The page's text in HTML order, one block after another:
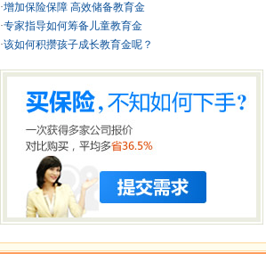
·增加保险保障 高效储备教育金
·专家指导如何筹备儿童教育金
·该如何积攒孩子成长教育金呢？